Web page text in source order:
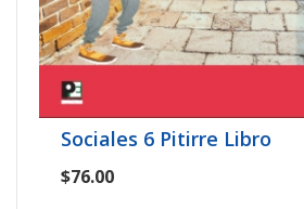
Sociales 6 Pitirre Libro
$76.00